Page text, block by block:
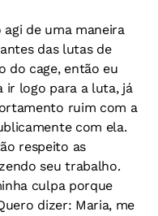
agi de uma maneira
das lutas de
do cage, então eu
ir logo para a luta, já
ruim com a
com ela.
respeito as
seu trabalho.
culpa porque
dizer: Maria, me